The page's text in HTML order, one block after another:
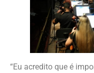
“Eu acredito que é